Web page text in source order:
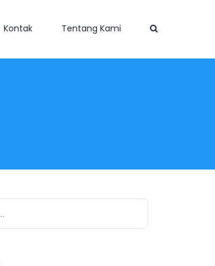
Kontak Tentang Kami